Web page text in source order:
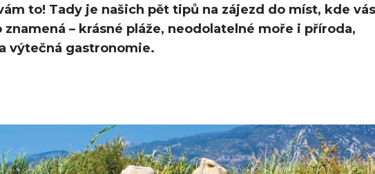
to! Tady je našich pět tipů na zájezd do míst, kde vás
– krásné pláže, neodolatelné moře i příroda,
výtečná gastronomie.